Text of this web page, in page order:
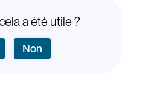
a été utile ?
Non